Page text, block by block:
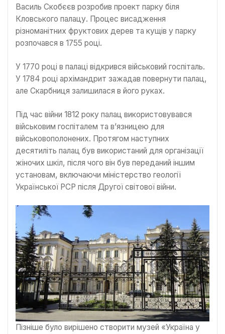
Василь Скобєєв розробив проект парку біля
Кловського палацу. Процес висадження
різноманітних фруктових дерев та кущів у парку
розпочався в 1755 році.
У 1770 році в палаці відкрився військовий госпіталь.
У 1784 році архімандрит зажадав повернути палац,
але Скарбниця залишилася в його руках.
Під час війни 1812 року палац використовувався
військовим госпіталем та в’язницею для
військовополонених. Протягом наступних
десятиліть палац був використаний для організації
жіночих шкіл, після чого він був переданий іншим
установам, включаючи міністерство геології
Української РСР після Другої світової війни.
Пізніше було вирішено створити музей «Україна у